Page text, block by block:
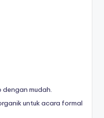
dengan mudah.
untuk acara formal